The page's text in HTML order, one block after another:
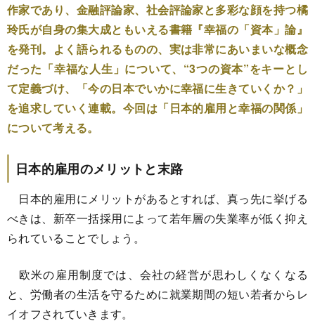
作家であり、金融評論家、社会評論家と多彩な顔を持つ橘
玲氏が自身の集大成ともいえる書籍『幸福の「資本」論』
を発刊。よく語られるものの、実は非常にあいまいな概念
だった「幸福な人生」について、“3つの資本”をキーとし
て定義づけ、「今の日本でいかに幸福に生きていくか？」
を追求していく連載。今回は「日本的雇用と幸福の関係」
について考える。
日本的雇用のメリットと末路
日本的雇用にメリットがあるとすれば、真っ先に挙げる
べきは、新卒一括採用によって若年層の失業率が低く抑え
られていることでしょう。
欧米の雇用制度では、会社の経営が思わしくなくなる
と、労働者の生活を守るために就業期間の短い若者からレ
イオフされていきます。